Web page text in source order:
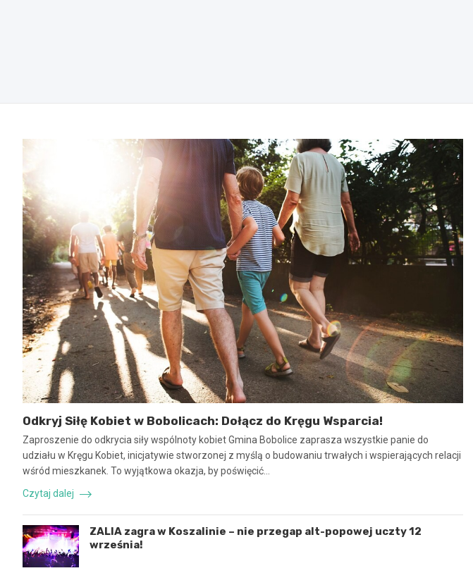
Odkryj Siłę Kobiet w Bobolicach: Dołącz do Kręgu Wsparcia!
Zaproszenie do odkrycia siły wspólnoty kobiet Gmina Bobolice zaprasza wszystkie panie do
udziału w Kręgu Kobiet, inicjatywie stworzonej z myślą o budowaniu trwałych i wspierających relacji
wśród mieszkanek. To wyjątkowa okazja, by poświęcić…
Czytaj dalej
ZALIA zagra w Koszalinie – nie przegap alt-popowej uczty 12
września!